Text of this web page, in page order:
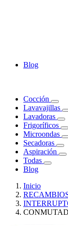
Blog
Cocción
Lavavajillas
Lavadoras
Frigoríficos
Microondas
Secadoras
Aspiración
Todas
Blog
Inicio